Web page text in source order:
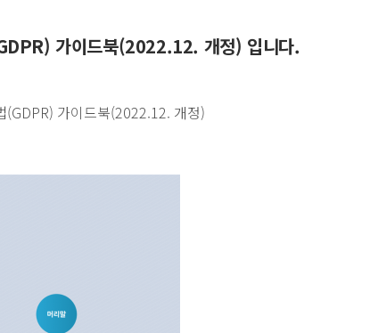
가이드북(2022.12. 개정) 입니다.
(GDPR) 가이드북(2022.12. 개정)